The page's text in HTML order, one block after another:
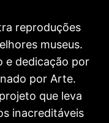
reproduções
museus.
e dedicação por
por Arte.
que leva
inacreditáveis